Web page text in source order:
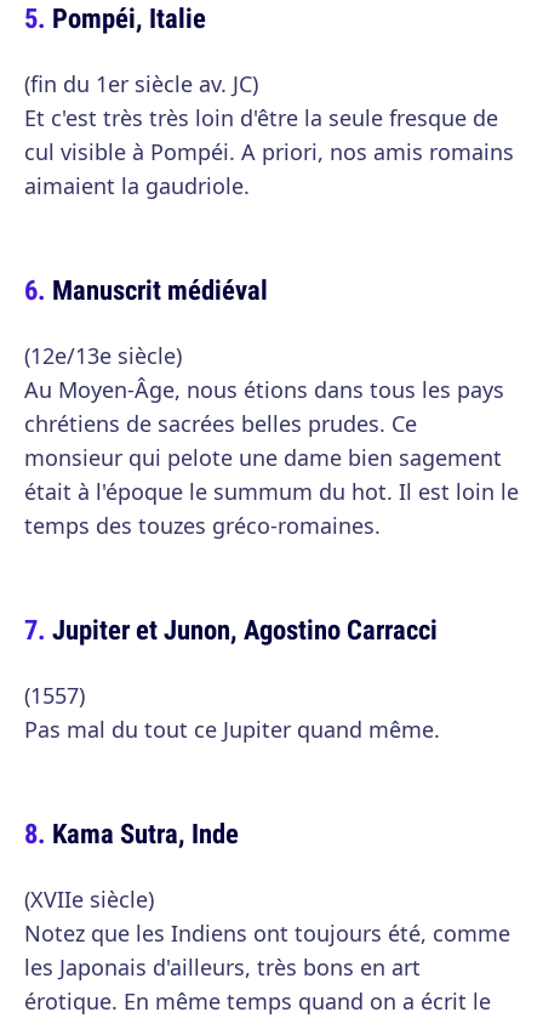
Pompéi, Italie
(fin du 1er siècle av. JC)
Et c'est très très loin d'être la seule fresque de
cul visible à Pompéi. A priori, nos amis romains
aimaient la gaudriole.
Manuscrit médiéval
(12e/13e siècle)
Au Moyen-Âge, nous étions dans tous les pays
chrétiens de sacrées belles prudes. Ce
monsieur qui pelote une dame bien sagement
était à l'époque le summum du hot. Il est loin le
temps des touzes gréco-romaines.
Jupiter et Junon, Agostino Carracci
(1557)
Pas mal du tout ce Jupiter quand même.
Kama Sutra, Inde
(XVIIe siècle)
Notez que les Indiens ont toujours été, comme
les Japonais d'ailleurs, très bons en art
érotique. En même temps quand on a écrit le